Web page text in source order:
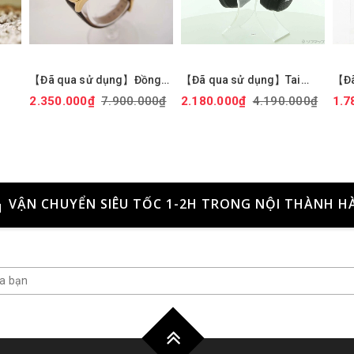
【Đã qua sử dụng】Đồng
hồ Seiko Chính hãng -
Selection Nano Universe |
2.350.000₫ 7.900.000₫
【Đã qua sử dụng】Tai
nghe Marshall chính hãng -
MAJOR III Bluetooth -
2.180.000₫ 4.190.000₫
【
VẬN CHUYỂN SIÊU TỐC 1-2H TRONG NỘI THÀNH